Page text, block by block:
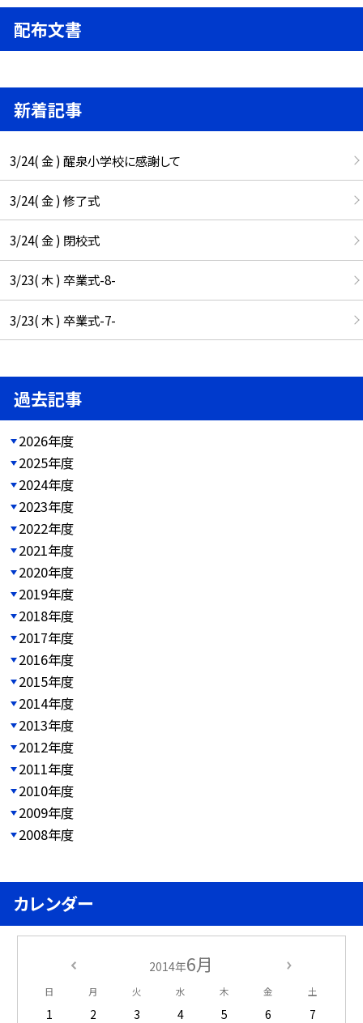
配布文書
新着記事
3/24( 金 ) 醒泉小学校に感謝して
3/24( 金 ) 修了式
3/24( 金 ) 閉校式
3/23( 木 ) 卒業式-8-
3/23( 木 ) 卒業式-7-
過去記事
2026年度
2025年度
2024年度
2023年度
2022年度
2021年度
2020年度
2019年度
2018年度
2017年度
2016年度
2015年度
2014年度
2013年度
2012年度
2011年度
2010年度
2009年度
2008年度
カレンダー
2014年6月
日 月 火 水 木 金 土
1 2 3 4 5 6
7